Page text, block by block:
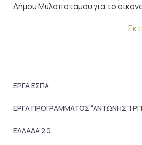
Δήμου Μυλοποτάμου για το
ΕΡΓΑ ΕΣΠΑ
ΕΡΓΑ ΠΡΟΓΡΑΜΜΑΤΟΣ “ΑΝΤΩΝΗΣ
ΕΛΛΑΔΑ 2.0